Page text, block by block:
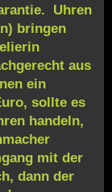
Uhren
bringen
aus
ein
sollte es
handeln,
mit der
dann der